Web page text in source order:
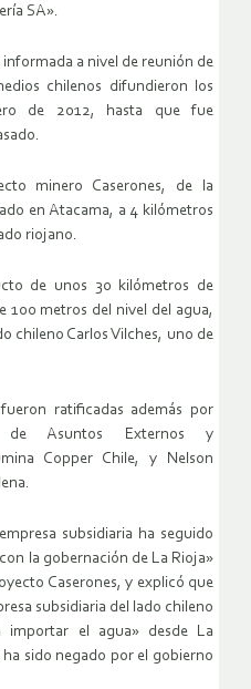
SA».
a nivel de reunión de
chilenos difundieron los
de 2012, hasta que fue
minero Caserones, de la
en Atacama, a 4 kilómetros
riojano.
de unos 30 kilómetros de
100 metros del nivel del agua,
chileno Carlos Vilches, uno de
ratificadas además por
de Asuntos Externos y
Copper Chile, y Nelson
subsidiaria ha seguido
la gobernación de La Rioja»
Caserones, y explicó que
subsidiaria del lado chileno
importar el agua» desde La
sido negado por el gobierno